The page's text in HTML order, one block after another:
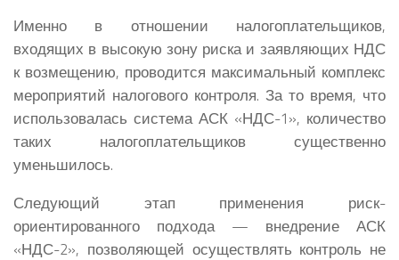
Именно в отношении налогоплательщиков,
входящих в высокую зону риска и заявляющих НДС
к возмещению, проводится максимальный комплекс
мероприятий налогового контроля. За то время, что
использовалась система АСК «НДС-1», количество
таких налогоплательщиков существенно
уменьшилось.
Следующий этап применения риск-
ориентированного подхода — внедрение АСК
«НДС-2», позволяющей осуществлять контроль не